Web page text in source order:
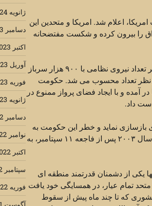
پدر، رئیس جمهور وقت امریکا، اعلام شد. امریکا و متحدین این
ارتش عراق را بیرون کرده و شکست مفتضحانه
نتیجه مستقیم این جنگ، تضعیف یکی از قدرتمندترین کشورهای منطقه بود. عراق تا پیش از این جنگ از نظر تعداد نیروی نظامی با ۹۰۰ هزار سرباز
جهان از نظر تعداد محسوب می شد. حکومت
آمده و با ایجاد فضای پرواز ممنوع در
داد.
نماید و خطر این حکومت به
عنوان یکی از دشمنان اصلی ایران تا درازمدت از میان رفت تا اینکه در حمله بعدی امریکا به این کشور در سال ۲۰۰۳ پس از فاجعه ۱۱ سپتامبر، به
یکی از دشمنان قدرتمند منطقه ای
تمام عیار، در همسایگی خود یافت
که تا چند ماه پیش از سقوط
ژانویه 2024
دسامبر 2023
اکتبر 2023
آوریل 2023
فوریه 2023
ژانویه 2023
دسامبر 2022
نوامبر 2022
اکتبر 2022
سپتامبر 2022
فوریه 2022